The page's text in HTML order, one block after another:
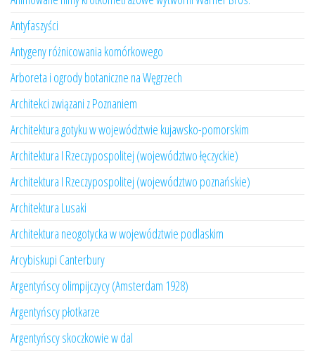
Antyfaszyści
Antygeny różnicowania komórkowego
Arboreta i ogrody botaniczne na Węgrzech
Architekci związani z Poznaniem
Architektura gotyku w województwie kujawsko-pomorskim
Architektura I Rzeczypospolitej (województwo łęczyckie)
Architektura I Rzeczypospolitej (województwo poznańskie)
Architektura Lusaki
Architektura neogotycka w województwie podlaskim
Arcybiskupi Canterbury
Argentyńscy olimpijczycy (Amsterdam 1928)
Argentyńscy płotkarze
Argentyńscy skoczkowie w dal